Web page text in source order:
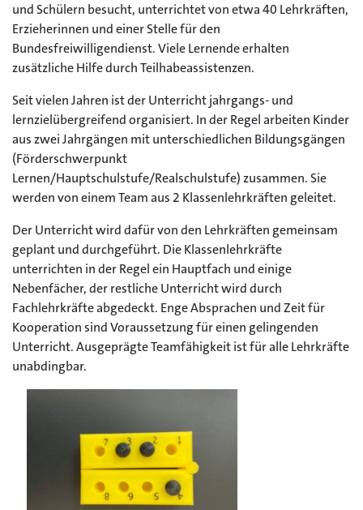
und Schülern besucht, unterrichtet von etwa 40 Lehrkräften,
Erzieherinnen und einer Stelle für den
Bundesfreiwilligendienst. Viele Lernende erhalten
zusätzliche Hilfe durch Teilhabeassistenzen.
Seit vielen Jahren ist der Unterricht jahrgangs- und
lernzielübergreifend organisiert. In der Regel arbeiten Kinder
aus zwei Jahrgängen mit unterschiedlichen Bildungsgängen
(Förderschwerpunkt
Lernen/Hauptschulstufe/Realschulstufe) zusammen. Sie
werden von einem Team aus 2 Klassenlehrkräften geleitet.
Der Unterricht wird dafür von den Lehrkräften gemeinsam
geplant und durchgeführt. Die Klassenlehrkräfte
unterrichten in der Regel ein Hauptfach und einige
Nebenfächer, der restliche Unterricht wird durch
Fachlehrkräfte abgedeckt. Enge Absprachen und Zeit für
Kooperation sind Voraussetzung für einen gelingenden
Unterricht. Ausgeprägte Teamfähigkeit ist für alle Lehrkräfte
unabdingbar.